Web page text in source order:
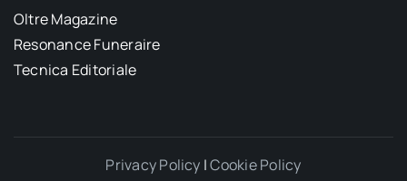
Oltre Magazine
Resonance Funeraire
Tecnica Editoriale
Privacy Policy |Cookie Policy